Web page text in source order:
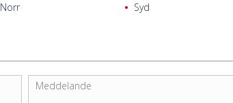
Norr Syd